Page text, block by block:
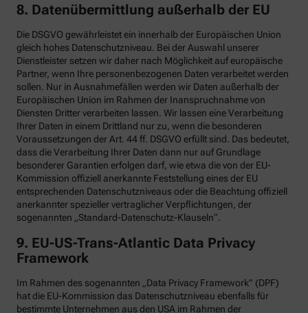
8. Datenübermittlung außerhalb der EU
Die DSGVO gewährleistet ein innerhalb der Europäischen Union
gleich hohes Datenschutzniveau. Bei der Auswahl unserer
Dienstleister setzen wir daher nach Möglichkeit auf europäische
Partner, wenn Ihre personenbezogenen Daten verarbeitet werden
sollen. Nur in Ausnahmefällen werden wir Daten außerhalb der
Europäischen Union im Rahmen der Inanspruchnahme von
Diensten Dritter verarbeiten lassen. Wir lassen eine Verarbeitung
Ihrer Daten in einem Drittland nur zu, wenn die besonderen
Voraussetzungen der Art. 44 ff. DSGVO erfüllt sind. Das bedeutet,
dass die Verarbeitung Ihrer Daten dann nur auf Grundlage
besonderer Garantien erfolgen darf, wie etwa die von der EU-
Kommission offiziell anerkannte Feststellung eines der EU
entsprechenden Datenschutzniveaus oder die Beachtung offiziell
anerkannter spezieller vertraglicher Verpflichtungen, der
sogenannten „Standard-Datenschutz-Klauseln“.
9. EU-US-Trans-Atlantic Data Privacy
Framework
Im Rahmen des sogenannten „Data Privacy Framework” (DPF)
hat die EU-Kommission das Datenschutzniveau ebenfalls für
bestimmte Unternehmen aus den USA im Rahmen der